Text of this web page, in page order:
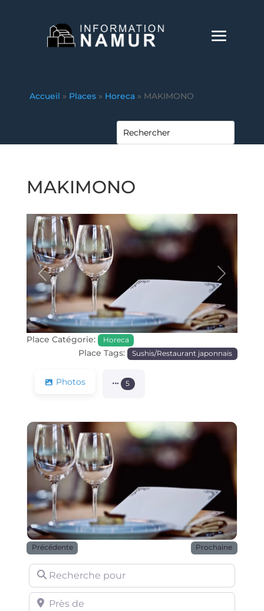
Accueil » Places » Horeca » MAKIMONO
MAKIMONO
Précédente Prochaine
Place Catégorie: Horeca
Place Tags: Sushis/Restaurant japonnais
Photos 5
Précédente Prochaine
Recherche pour
Près de